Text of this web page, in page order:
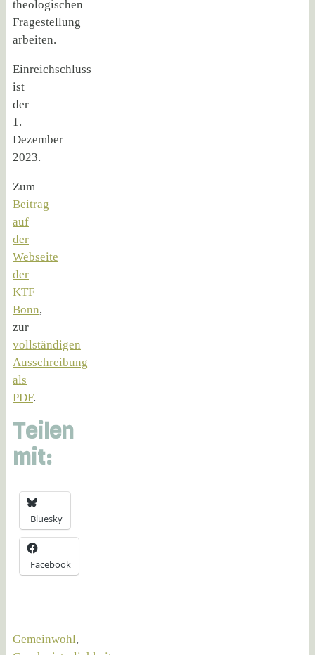
theologischen
Fragestellung
arbeiten.
Einreichschluss
ist
der
1.
Dezember
2023.
Zum
Beitrag
auf
der
Webseite
der
KTF
Bonn,
zur
vollständigen
Ausschreibung
als
PDF.
Teilen
mit:
Bluesky
Facebook
Gemeinwohl,